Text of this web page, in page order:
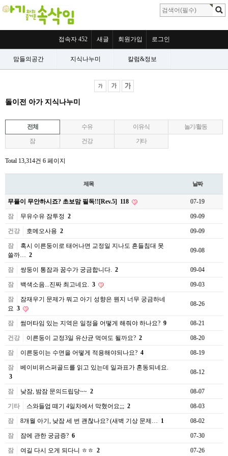
접속자 452 새글 회원가입 로그인
맘들의공간 지식나누미 칼럼&정보
돌이전 아가 지식나누미
전체 수유 이유식
놀기/활동
잠
건강 기타
Total 13,314건 6 페이지
제목 날짜
무플이 무안하시죠? 초보맘 필독!![Rev.5] 118 07-19
잠 무유수유 잠투정 2 09-09
건강 호메오사용 2 09-09
잠
혹시 이른둥이로 태어나면 교정일 지나도 흔들침대 못
쓸까… 2
09-08
잠 쌍둥이 통잠과 꿈수가 궁금합니다. 2 09-04
잠 백색소음...진짜 최고네요. 3 09-03
잠
잠재우기 문제가 뭐고 아기 성향은 뭔지 너무 궁금하네
요 3
08-26
잠 썸머타임 있는 지역은 일정을 어떻게 해줘야 하나요? 9 08-21
건강 이른둥이 교정3일 유산균 먹여도 될까요? 2 08-20
잠 이른둥이는 수면을 어떻게 적용해야되나요? 4 08-19
잠
베이비위스퍼골드를 읽고 있는데 일과표가 혼동되네요.
3
08-12
잠 낮잠, 밤잠 문의드립당~~ 2 08-07
기타 스와들업 떼기 4일차에서 막혔어요;;; 2 08-03
잠 8개월 아기, 낮잠 세 번 괜찮나요? (새벽 기상 문제… 1 08-02
잠 잠에 관한 궁금증? 6 07-30
잠 여길 다시 오게 되다니 ㅎㅎ 2 07-26